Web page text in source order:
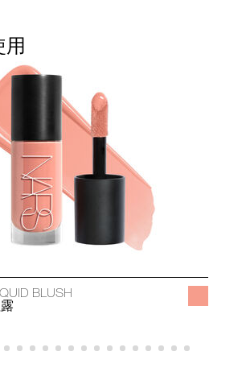
用
BLUSH